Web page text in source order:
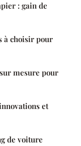
: gain de
à choisir pour
mesure pour
et
de voiture